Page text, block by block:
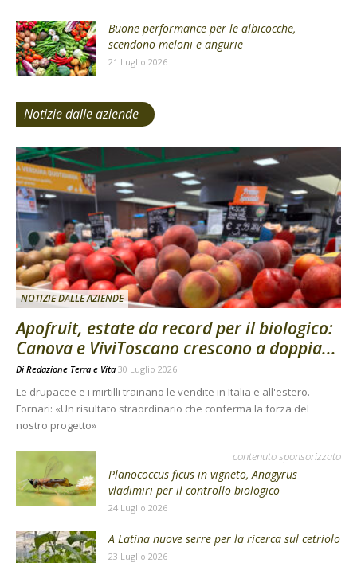
Buone performance per le albicocche,
scendono meloni e angurie
21 Luglio 2026
Notizie dalle aziende
NOTIZIE DALLE AZIENDE
Apofruit, estate da record per il biologico:
Canova e ViviToscano crescono a doppia...
Di Redazione Terra e Vita 30 Luglio 2026
Le drupacee e i mirtilli trainano le vendite in Italia e all'estero.
Fornari: «Un risultato straordinario che conferma la forza del
nostro progetto»
contenuto sponsorizzato
Planococcus ficus in vigneto, Anagyrus
vladimiri per il controllo biologico
24 Luglio 2026
A Latina nuove serre per la ricerca sul cetriolo
23 Luglio 2026